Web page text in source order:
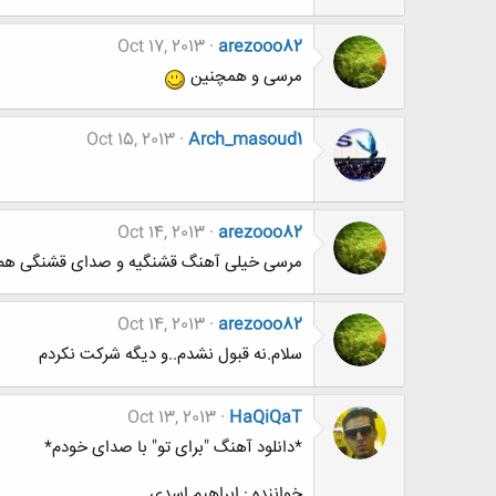
arezooo82
Oct 17, 2013
مرسی و همچنین
Arch_masoud1
Oct 15, 2013
arezooo82
Oct 14, 2013
مرسی خیلی آهنگ قشنگیه و صدای قشنگی
arezooo82
Oct 14, 2013
سلام.نه قبول نشدم..و دیگه شرکت نکردم
HaQiQaT
Oct 13, 2013
*دانلود آهنگ "برای تو" با صدای خودم*